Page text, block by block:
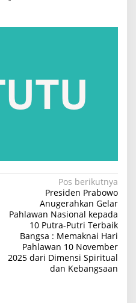
Pos berikutnya
Presiden Prabowo
Anugerahkan Gelar
Pahlawan Nasional kepada
10 Putra-Putri Terbaik
Bangsa : Memaknai Hari
Pahlawan 10 November
2025 dari Dimensi Spiritual
dan Kebangsaan